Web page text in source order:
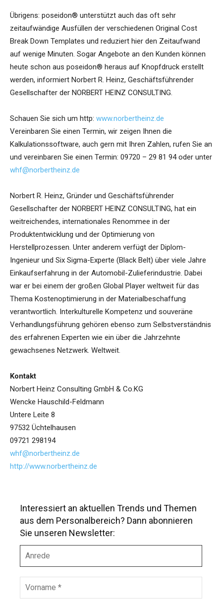
Übrigens: poseidon® unterstützt auch das oft sehr
zeitaufwändige Ausfüllen der verschiedenen Original Cost
Break Down Templates und reduziert hier den Zeitaufwand
auf wenige Minuten. Sogar Angebote an den Kunden können
heute schon aus poseidon® heraus auf Knopfdruck erstellt
werden, informiert Norbert R. Heinz, Geschäftsführender
Gesellschafter der NORBERT HEINZ CONSULTING.
Schauen Sie sich um http: www.norbertheinz.de
Vereinbaren Sie einen Termin, wir zeigen Ihnen die
Kalkulationssoftware, auch gern mit Ihren Zahlen, rufen Sie an
und vereinbaren Sie einen Termin: 09720 – 29 81 94 oder unter
whf@norbertheinz.de
Norbert R. Heinz, Gründer und Geschäftsführender
Gesellschafter der NORBERT HEINZ CONSULTING, hat ein
weitreichendes, internationales Renommee in der
Produktentwicklung und der Optimierung von
Herstellprozessen. Unter anderem verfügt der Diplom-
Ingenieur und Six Sigma-Experte (Black Belt) über viele Jahre
Einkaufserfahrung in der Automobil-Zulieferindustrie. Dabei
war er bei einem der großen Global Player weltweit für das
Thema Kostenoptimierung in der Materialbeschaffung
verantwortlich. Interkulturelle Kompetenz und souveräne
Verhandlungsführung gehören ebenso zum Selbstverständnis
des erfahrenen Experten wie ein über die Jahrzehnte
gewachsenes Netzwerk. Weltweit.
Kontakt
Norbert Heinz Consulting GmbH & Co.KG
Wencke Hauschild-Feldmann
Untere Leite 8
97532 Üchtelhausen
09721 298194
whf@norbertheinz.de
http://www.norbertheinz.de
Interessiert an aktuellen Trends und Themen
aus dem Personalbereich? Dann abonnieren
Sie unseren Newsletter:
r
e
e
r